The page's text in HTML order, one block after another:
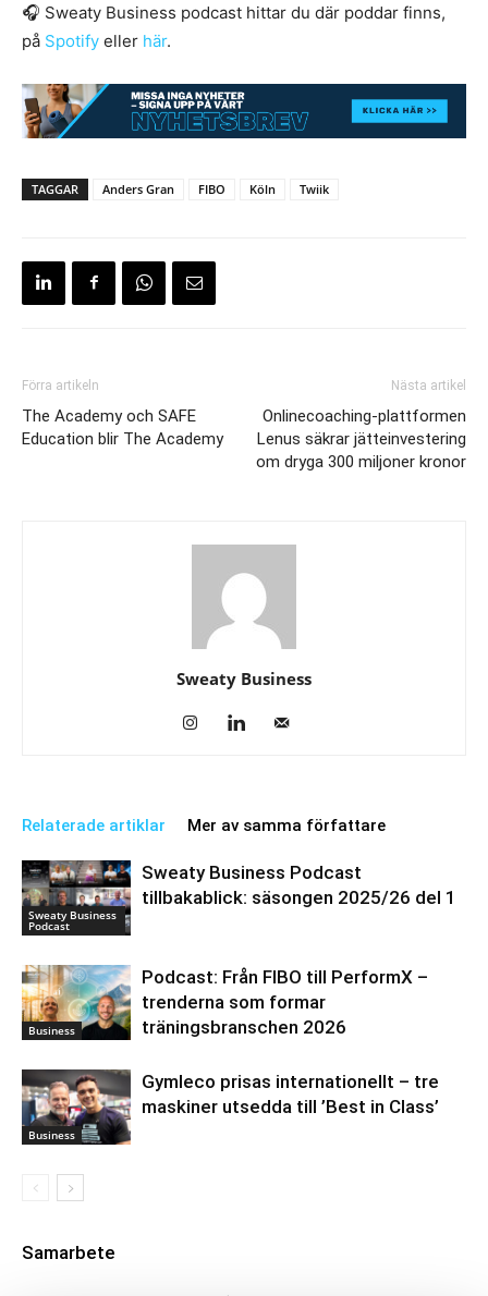
🎧 Sweaty Business podcast hittar du där poddar finns,
på Spotify eller här.
TAGGAR Anders Gran FIBO Köln Twiik
Förra artikeln
The Academy och SAFE
Education blir The Academy
Nästa artikel
Onlinecoaching-plattformen
Lenus säkrar jätteinvestering
om dryga 300 miljoner kronor
Sweaty Business
Relaterade artiklar Mer av samma författare
Sweaty Business
Podcast
Sweaty Business Podcast
tillbakablick: säsongen 2025/26 del 1
Business
Podcast: Från FIBO till PerformX –
trenderna som formar
träningsbranschen 2026
Business
Gymleco prisas internationellt – tre
maskiner utsedda till ’Best in Class’
Samarbete